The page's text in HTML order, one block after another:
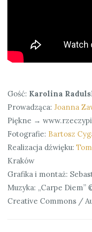
Gość: Karolina
Prowadząca: Joanna
Piękne →
Fotografie: Bartosz
Realizacja dźwięku:
Kraków
Grafika i montaż:
Muzyka: „Carpe
Creative Commons /